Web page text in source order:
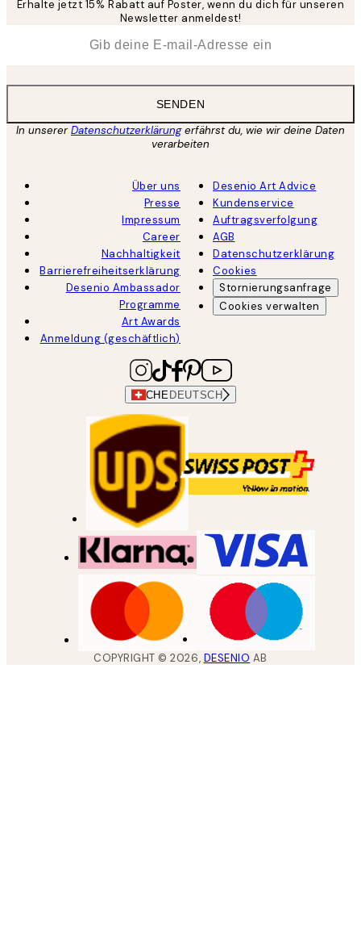
Erhalte jetzt 15% Rabatt auf Poster, wenn du dich für unseren
Newsletter anmeldest!
SENDEN
In unsererDatenschutzerklärungerfährst du, wie wir deine Daten
verarbeiten
Über uns
Presse
Impressum
Career
Nachhaltigkeit
Barrierefreiheitserklärung
Desenio Ambassador
Programme
Art Awards
Anmeldung (geschäftlich)
Desenio Art Advice
Kundenservice
Auftragsverfolgung
AGB
Datenschutzerklärung
Cookies
Stornierungsanfrage
Cookies verwalten
CHE DEUTSCH
COPYRIGHT ©2026, DESENIO AB